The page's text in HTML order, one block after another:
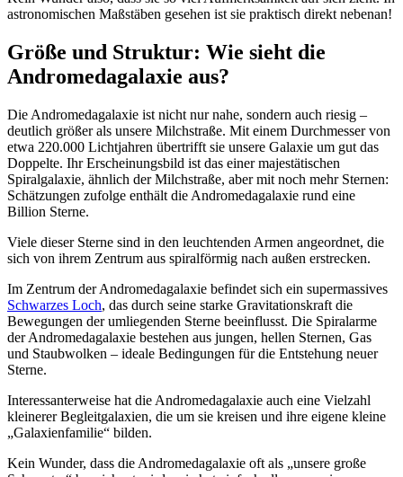
astronomischen Maßstäben gesehen ist sie praktisch direkt nebenan!
Größe und Struktur: Wie sieht die
Andromedagalaxie aus?
Die Andromedagalaxie ist nicht nur nahe, sondern auch riesig –
deutlich größer als unsere Milchstraße. Mit einem Durchmesser von
etwa 220.000 Lichtjahren übertrifft sie unsere Galaxie um gut das
Doppelte. Ihr Erscheinungsbild ist das einer majestätischen
Spiralgalaxie, ähnlich der Milchstraße, aber mit noch mehr Sternen:
Schätzungen zufolge enthält die Andromedagalaxie rund eine
Billion Sterne.
Viele dieser Sterne sind in den leuchtenden Armen angeordnet, die
sich von ihrem Zentrum aus spiralförmig nach außen erstrecken.
Im Zentrum der Andromedagalaxie befindet sich ein supermassives
Schwarzes Loch, das durch seine starke Gravitationskraft die
Bewegungen der umliegenden Sterne beeinflusst. Die Spiralarme
der Andromedagalaxie bestehen aus jungen, hellen Sternen, Gas
und Staubwolken – ideale Bedingungen für die Entstehung neuer
Sterne.
Interessanterweise hat die Andromedagalaxie auch eine Vielzahl
kleinerer Begleitgalaxien, die um sie kreisen und ihre eigene kleine
„Galaxienfamilie“ bilden.
Kein Wunder, dass die Andromedagalaxie oft als „unsere große